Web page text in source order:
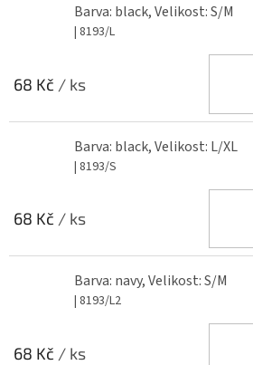
Barva: black, Velikost: S/M
| 8193/L
68 Kč / ks
Barva: black, Velikost: L/XL
| 8193/S
68 Kč / ks
Barva: navy, Velikost: S/M
| 8193/L2
68 Kč / ks